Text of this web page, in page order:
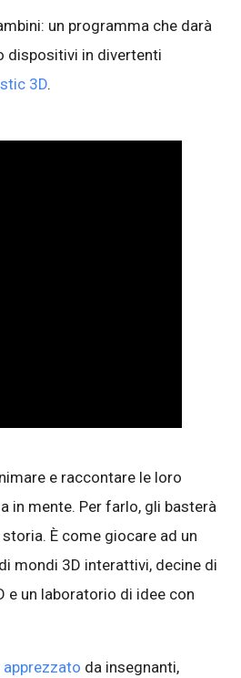
un programma che darà
dispositivi in divertenti
3D.
e raccontare le loro
in mente. Per farlo, gli basterà
È come giocare ad un
mondi 3D interattivi, decine di
e un laboratorio di idee con
da insegnanti,